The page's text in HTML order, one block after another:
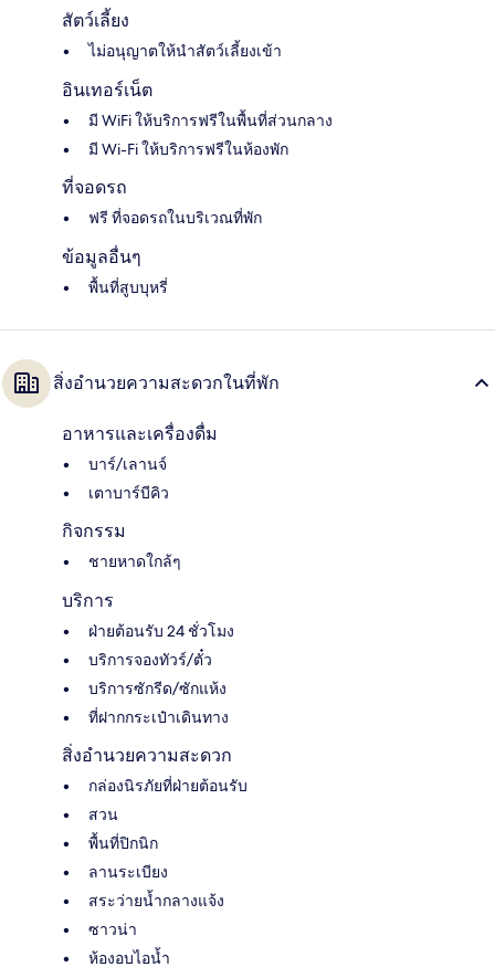
สัตว์เลี้ยง
ไม่อนุญาตให้นำสัตว์เลี้ยงเข้า
อินเทอร์เน็ต
มี WiFi ให้บริการฟรีในพื้นที่ส่วนกลาง
มี Wi-Fi ให้บริการฟรีในห้องพัก
ที่จอดรถ
ฟรี ที่จอดรถในบริเวณที่พัก
ข้อมูลอื่นๆ
พื้นที่สูบบุหรี่
สิ่งอำนวยความสะดวกในที่พัก
อาหารและเครื่องดื่ม
บาร์/เลานจ์
เตาบาร์บีคิว
กิจกรรม
ชายหาดใกล้ๆ
บริการ
ฝ่ายต้อนรับ 24 ชั่วโมง
บริการจองทัวร์/ตั๋ว
บริการซักรีด/ซักแห้ง
ที่ฝากกระเป๋าเดินทาง
สิ่งอำนวยความสะดวก
กล่องนิรภัยที่ฝ่ายต้อนรับ
สวน
พื้นที่ปิกนิก
ลานระเบียง
สระว่ายน้ำกลางแจ้ง
ซาวน่า
ห้องอบไอน้ำ